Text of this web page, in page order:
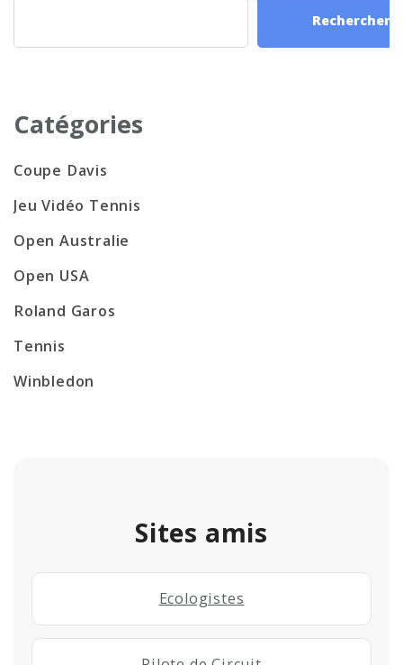
Rechercher
Catégories
Coupe Davis
Jeu Vidéo Tennis
Open Australie
Open USA
Roland Garos
Tennis
Winbledon
Sites amis
Ecologistes